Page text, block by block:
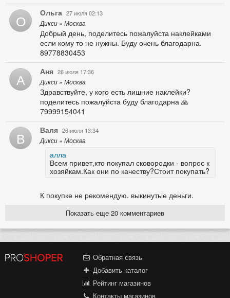
О Ольга 27 июля 02:13
Дикси » Москва
Добрый день, поделитесь пожалуйста наклейками
если кому то не нужны. Буду очень благодарна.
89778830453
А Аня 26 июля 17:36
Дикси » Москва
Здравствуйте, у кого есть лишние наклейки?
поделитесь пожалуйста буду благодарна 🙏
79999154041
В Валя 26 июля 13:34
Дикси » Москва
алла
Всем привет,кто покупал сковородки - вопрос к
хозяйкам.Как они по качеству?Стоит покупать?
К покупке не рекомендую. выкинутые деньги.
Показать еще 20 комментариев
Обратная связь
Добавить каталог
Рейтинг магазинов
Контакты магазинов